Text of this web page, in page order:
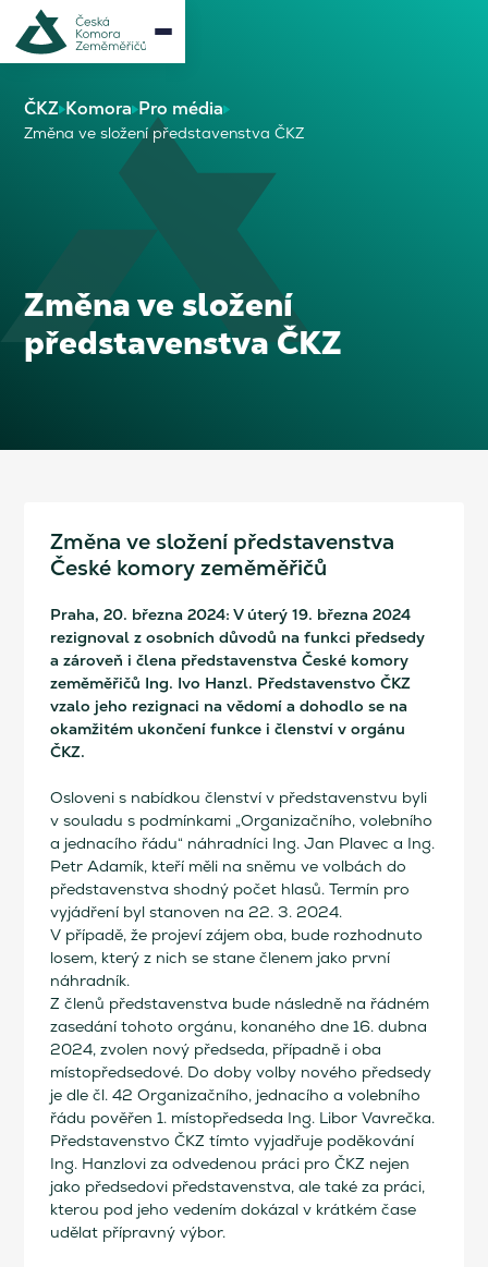
ČKZ Komora Pro média
Změna ve složení představenstva ČKZ
Změna ve složení
představenstva ČKZ
Změna ve složení představenstva
České komory zeměměřičů
Praha, 20. března 2024: V úterý 19. března 2024
rezignoval z osobních důvodů na funkci předsedy
a zároveň i člena představenstva České komory
zeměměřičů Ing. Ivo Hanzl. Představenstvo ČKZ
vzalo jeho rezignaci na vědomí a dohodlo se na
okamžitém ukončení funkce i členství v orgánu
ČKZ.
Osloveni s nabídkou členství v představenstvu byli
v souladu s podmínkami „Organizačního, volebního
a jednacího řádu“ náhradníci Ing. Jan Plavec a Ing.
Petr Adamík, kteří měli na sněmu ve volbách do
představenstva shodný počet hlasů. Termín pro
vyjádření byl stanoven na 22. 3. 2024.
V případě, že projeví zájem oba, bude rozhodnuto
losem, který z nich se stane členem jako první
náhradník.
Z členů představenstva bude následně na řádném
zasedání tohoto orgánu, konaného dne 16. dubna
2024, zvolen nový předseda, případně i oba
místopředsedové. Do doby volby nového předsedy
je dle čl. 42 Organizačního, jednacího a volebního
řádu pověřen 1. místopředseda Ing. Libor Vavrečka.
Představenstvo ČKZ tímto vyjadřuje poděkování
Ing. Hanzlovi za odvedenou práci pro ČKZ nejen
jako předsedovi představenstva, ale také za práci,
kterou pod jeho vedením dokázal v krátkém čase
udělat přípravný výbor.